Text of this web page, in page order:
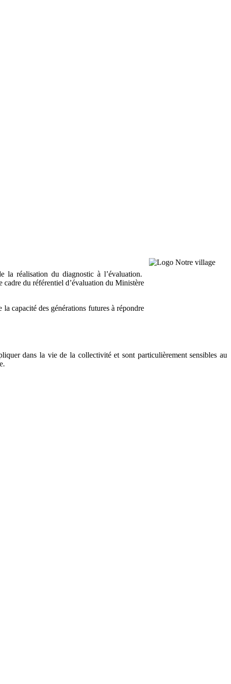
la réalisation du diagnostic à l’évaluation.
cadre du référentiel d’évaluation du Ministère
capacité des générations futures à répondre
dans la vie de la collectivité et sont particulièrement sensibles au